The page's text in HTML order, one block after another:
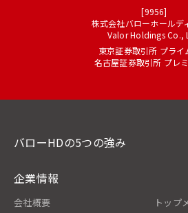
[9956]
株式会社バローホールデ
Valor Holdings Co.,
東京証券取引所 プライ
名古屋証券取引所 プレ
バローHDの5つの強み
企業情報
会社概要
トップ